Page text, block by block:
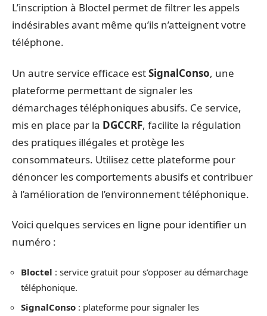
L’inscription à Bloctel permet de filtrer les appels
indésirables avant même qu’ils n’atteignent votre
téléphone.
Un autre service efficace estSignalConso, une
plateforme permettant de signaler les
démarchages téléphoniques abusifs. Ce service,
mis en place par la DGCCRF, facilite la régulation
des pratiques illégales et protège les
consommateurs. Utilisez cette plateforme pour
dénoncer les comportements abusifs et contribuer
à l’amélioration de l’environnement téléphonique.
Voici quelques services en ligne pour identifier un
numéro :
Bloctel : service gratuit pour s’opposer au démarchage
téléphonique.
SignalConso : plateforme pour signaler les